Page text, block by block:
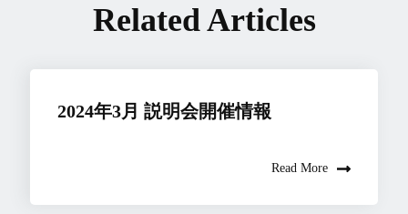
Related Articles
2024年3月 説明会開催情報
Read More